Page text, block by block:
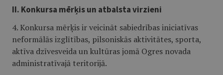
II. Konkursa mērķis un atbalsta virzieni
4. Konkursa mērķis ir veicināt sabiedrības iniciatīvas
neformālās izglītības, pilsoniskās aktivitātes, sporta,
aktīva dzīvesveida un kultūras jomā Ogres novada
administratīvajā teritorijā.